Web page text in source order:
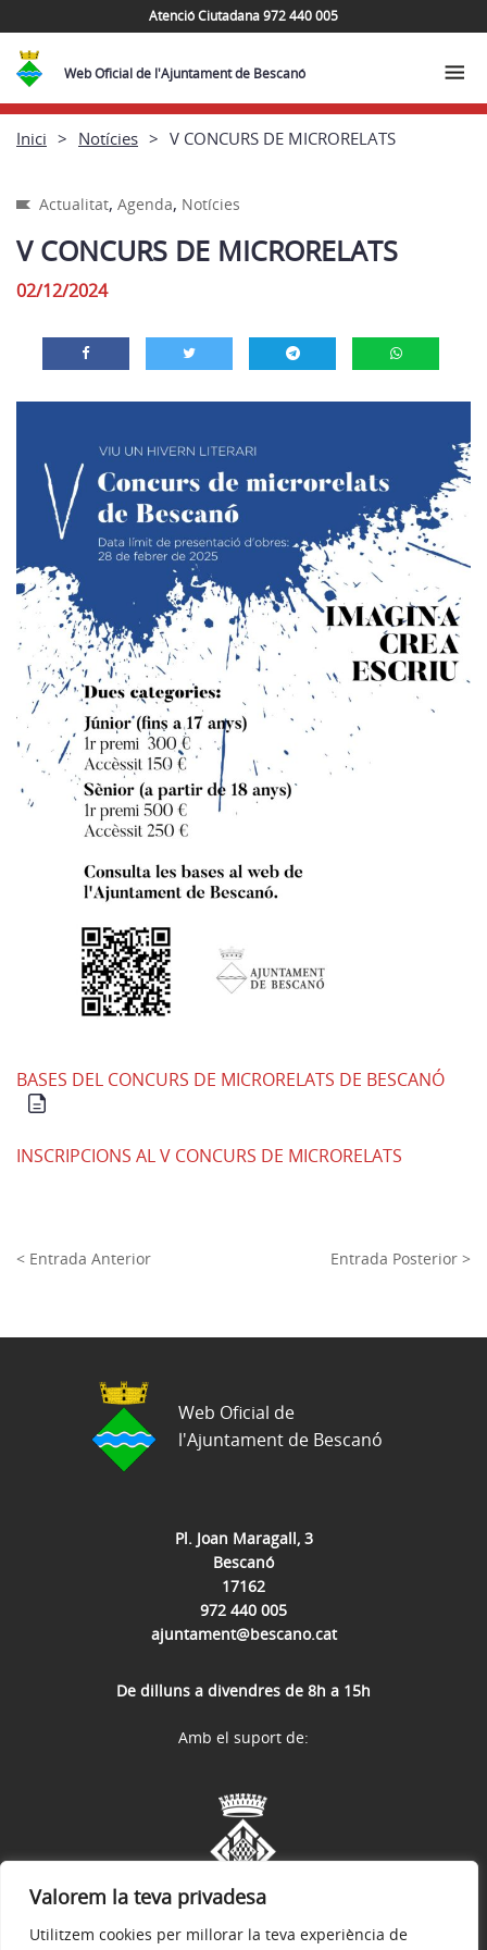
Valorem la teva privadesa
Utilitzem cookies per millorar la teva experiència de
Atenció Ciutadana 972 440 005
Web Oficial de l'Ajuntament de Bescanó
Inici Notícies V CONCURS DE MICRORELATS
Actualitat, Agenda, Notícies
V CONCURS DE MICRORELATS
02/12/2024
BASES DEL CONCURS DE MICRORELATS DE BESCANÓ
INSCRIPCIONS AL V CONCURS DE MICRORELATS
< Entrada Anterior Entrada Posterior >
Pl. Joan Maragall, 3
Bescanó
17162
972 440 005
ajuntament@bescano.cat
De dilluns a divendres de 8h a 15h
Web Oficial de
l'Ajuntament de Bescanó
Amb el suport de: